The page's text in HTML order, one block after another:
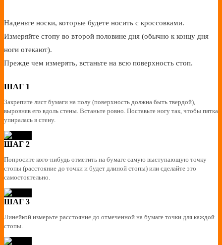
Наденьте носки, которые будете носить с кроссовками.
Измеряйте стопу во второй половине дня (обычно к концу дня
ноги отекают).
Прежде чем измерять, встаньте на всю поверхность стоп.
ШАГ 1
Закрепите лист бумаги на полу (поверхность должна быть твердой),
выровняв его вдоль стены. Встаньте ровно. Поставьте ногу так, чтобы пятка
упиралась в стену.
ШАГ 2
Попросите кого-нибудь отметить на бумаге самую выступающую точку
стопы (расстояние до точки и будет длиной стопы) или сделайте это
самостоятельно.
ШАГ 3
Линейкой измерьте расстояние до отмеченной на бумаге точки для каждой
стопы.